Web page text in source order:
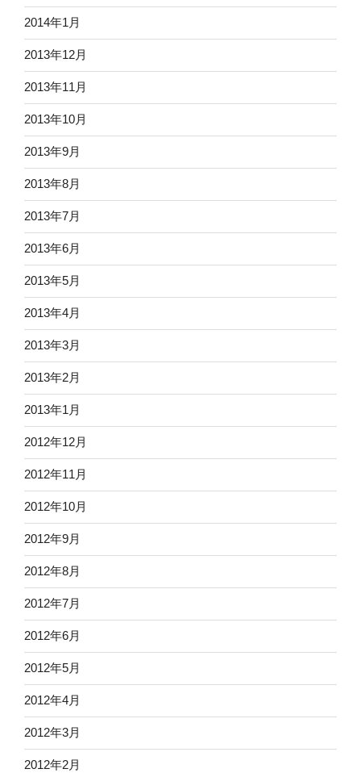
2014年1月
2013年12月
2013年11月
2013年10月
2013年9月
2013年8月
2013年7月
2013年6月
2013年5月
2013年4月
2013年3月
2013年2月
2013年1月
2012年12月
2012年11月
2012年10月
2012年9月
2012年8月
2012年7月
2012年6月
2012年5月
2012年4月
2012年3月
2012年2月